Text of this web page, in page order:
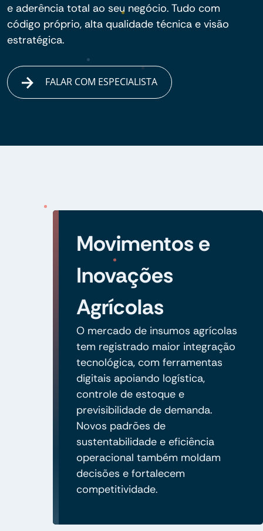
e aderência total ao seu negócio. Tudo com
código próprio, alta qualidade técnica e visão
estratégica.
FALAR COM ESPECIALISTA
Movimentos e
Inovações
Agrícolas
O mercado de insumos agrícolas
tem registrado maior integração
tecnológica, com ferramentas
digitais apoiando logística,
controle de estoque e
previsibilidade de demanda.
Novos padrões de
sustentabilidade e eficiência
operacional também moldam
decisões e fortalecem
competitividade.